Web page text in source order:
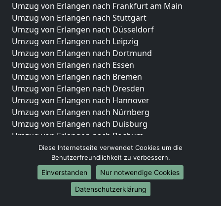
Umzug von Erlangen nach Frankfurt am Main
Umzug von Erlangen nach Stuttgart
Umzug von Erlangen nach Düsseldorf
Umzug von Erlangen nach Leipzig
Umzug von Erlangen nach Dortmund
Umzug von Erlangen nach Essen
Umzug von Erlangen nach Bremen
Umzug von Erlangen nach Dresden
Umzug von Erlangen nach Hannover
Umzug von Erlangen nach Nürnberg
Umzug von Erlangen nach Duisburg
Umzug von Erlangen nach Bochum
Umzug von Erlangen nach Wuppertal
Umzug von Erlangen nach Bielefeld
Umzug von Erlangen nach Bonn
Umzug von Erlangen nach Münster
Diese Internetseite verwendet Cookies um die
Benutzerfreundlichkeit zu verbessern.
Einverstanden
Nur notwendige Cookies
Datenschutzerklärung